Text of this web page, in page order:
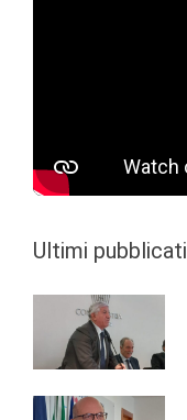
Ultimi pubblicati